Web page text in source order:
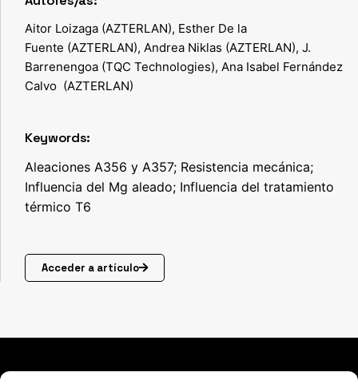
Aitor Loizaga (AZTERLAN), Esther De la
Fuente (AZTERLAN), Andrea Niklas (AZTERLAN), J.
Barrenengoa (TQC Technologies), Ana Isabel Fernández
Calvo (AZTERLAN)
Keywords:
Aleaciones A356 y A357; Resistencia mecánica;
Influencia del Mg aleado; Influencia del tratamiento
térmico T6
Acceder a artículo